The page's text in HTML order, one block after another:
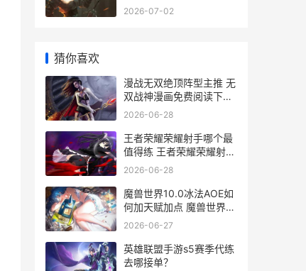
称号怎么得
2026-07-02
猜你喜欢
漫战无双绝顶阵型主推 无
双战神漫画免费阅读下拉
式
2026-06-28
王者荣耀荣耀射手哪个最
值得练 王者荣耀荣耀射手
称号是永久的吗
2026-06-28
魔兽世界10.0冰法AOE如
何加天赋加点 魔兽世界冰
dkwa
2026-06-27
英雄联盟手游s5赛季代练
去哪接单？